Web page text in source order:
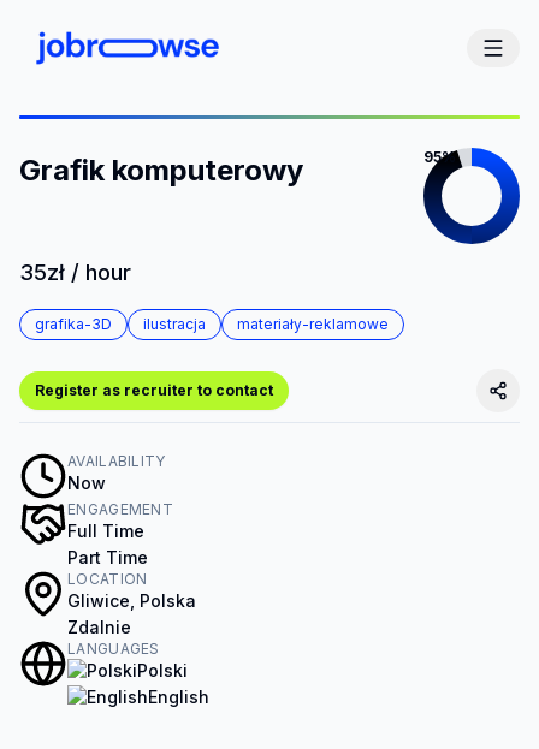
Grafik komputerowy 95%
35zł / hour
grafika-3D ilustracja materiały-reklamowe
Register as recruiter to contact
AVAILABILITY
Now
ENGAGEMENT
Full Time
Part Time
LOCATION
Gliwice, Polska
Zdalnie
LANGUAGES
Polski
English